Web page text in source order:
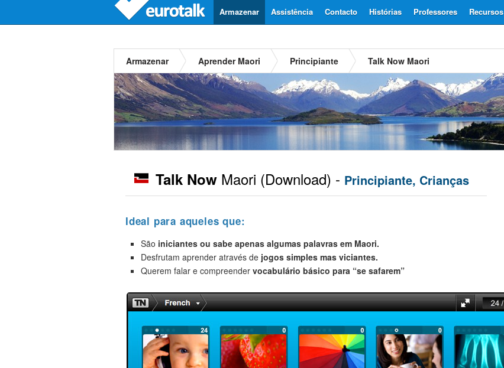
Recursos
Professores
Histórias
Contacto
Assistência
Armazenar
Armazenar Aprender Maori Principiante Talk Now Maori
Talk Now Maori (Download) - Principiante, Crianças
Ideal para aqueles que:
São iniciantes ou sabe apenas algumas palavras em Maori.
Desfrutam aprender através de jogos simples mas viciantes.
Querem falar e compreender vocabulário básico para “se safarem”